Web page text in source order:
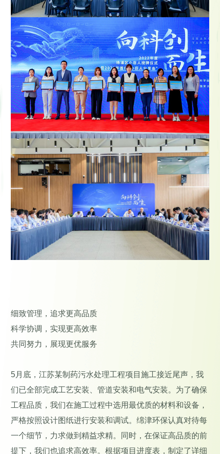
细致管理，追求更高品质
科学协调，实现更高效率
共同努力，展现更优服务
5月底，江苏某制药污水处理工程项目施工接近尾声，我
们已全部完成工艺安装、管道安装和电气安装。为了确保
工程品质，我们在施工过程中选用最优质的材料和设备，
严格按照设计图纸进行安装和调试。绵津环保认真对待每
一个细节，力求做到精益求精。同时，在保证高品质的前
提下，我们也追求高效率。根据项目进度表，制定了详细